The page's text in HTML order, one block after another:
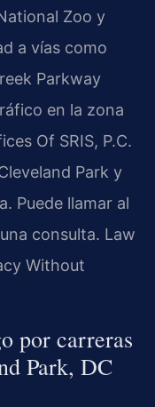
Zoo y
a vías como
Parkway
en la zona
Of SRIS, P.C.
Park y
Puede llamar al
consulta. Law
Without
por carreras
Park, DC